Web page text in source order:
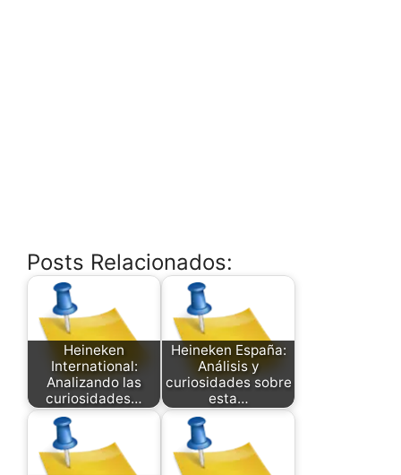
Posts Relacionados:
Heineken
International:
Analizando las
curiosidades…
Heineken España:
Análisis y
curiosidades sobre
esta…